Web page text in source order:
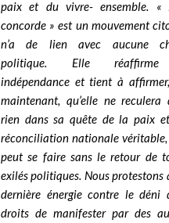
paix et du vivre- ensemble. «
concorde » est un mouvement
n’a de lien avec aucune
politique. Elle
indépendance et tient à
maintenant, qu’elle ne reculera
rien dans sa quête de la paix
réconciliation nationale
peut se faire sans le retour de
exilés politiques. Nous protestons
dernière énergie contre le déni
droits de manifester par des